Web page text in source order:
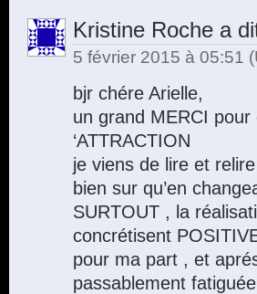
Kristine Roche a
5 février 2015 à 05:51
bjr chére Arielle,
un grand MERCI
‘ATTRACTION
je viens de lire et
bien sur qu’en
SURTOUT , la
concrétisent
pour ma part , et
passablement